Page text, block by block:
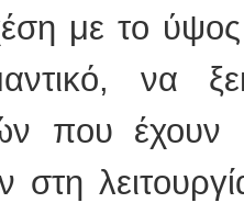
με το ύψος
να
που έχουν
στη